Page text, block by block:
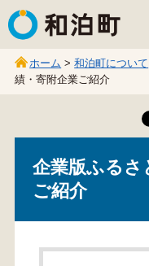
和泊町
ホーム >和泊町について
績・寄附企業ご紹介
企業版ふるさ
ご紹介